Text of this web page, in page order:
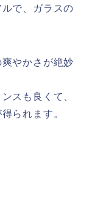
で、ガラスの
やかさが絶妙
スも良くて、
られます。